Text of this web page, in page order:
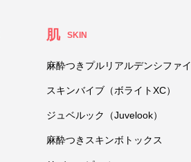
肌 SKIN
麻酔つきプルリアルデンシファイ
スキンバイブ（ボライトXC）
ジュベルック（Juvelook）
麻酔つきスキンボトックス